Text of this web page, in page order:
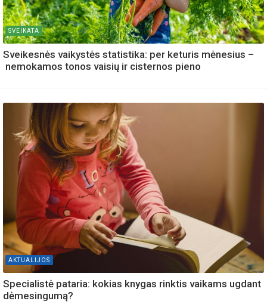
SVEIKATA
Sveikesnės vaikystės statistika: per keturis mėnesius –
nemokamos tonos vaisių ir cisternos pieno
AKTUALIJOS
Specialistė pataria: kokias knygas rinktis vaikams ugdant
dėmesingumą?